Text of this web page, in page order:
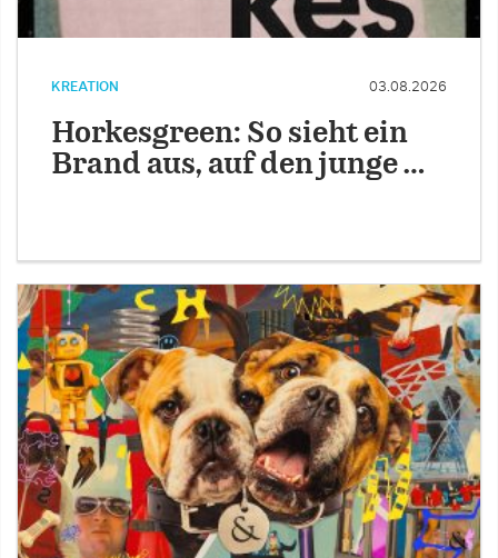
KREATION 03.08.2026
Horkesgreen: So sieht ein
Brand aus, auf den junge …